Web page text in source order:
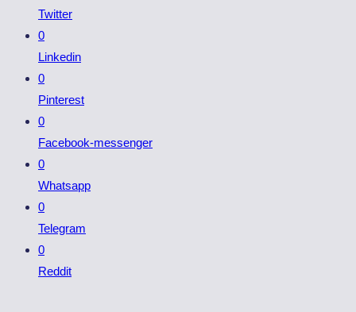
Twitter
0
Linkedin
0
Pinterest
0
Facebook-messenger
0
Whatsapp
0
Telegram
0
Reddit